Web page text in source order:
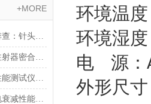
+MORE
百格刮擦测试仪常见故障排查：针头磨损与运动轨迹偏移
气源波动影响测试结果？注射器密合性正压测试仪的稳压设计分析
采购必读：选购静电衰减性能测试仪的5个核心参数与避坑指南
锂电池隔膜材料必测：静电衰减性能测试仪的操作难点突破
环境温
环境湿
电
源：
外形尺